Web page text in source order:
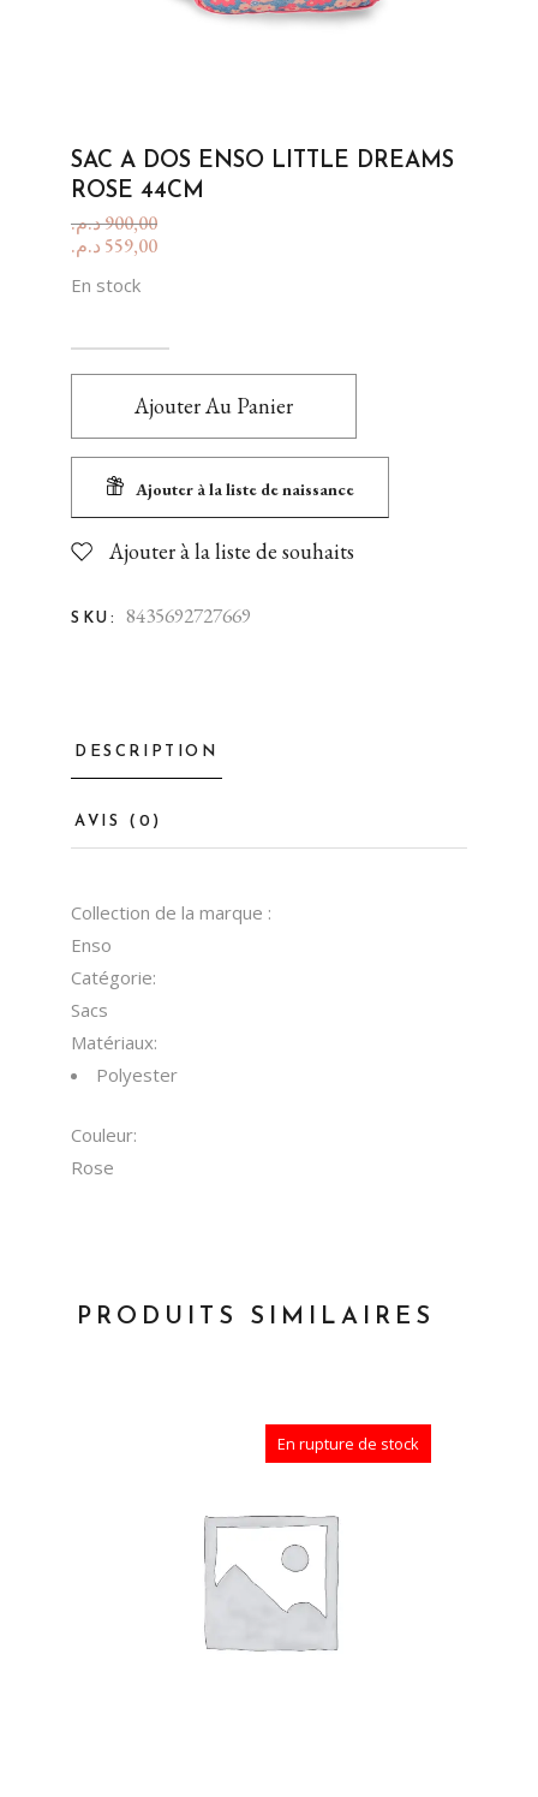
SAC A DOS ENSO LITTLE DREAMS
ROSE 44CM
900,00د.م.
559,00 د.م.
En stock
Ajouter Au Panier
Ajouter à la liste de naissance
Ajouter à la liste de souhaits
SKU: 8435692727669
DESCRIPTION
AVIS (0)
Collection de la marque :
Enso
Catégorie:
Sacs
Matériaux:
Polyester
Couleur:
Rose
PRODUITS SIMILAIRES
En rupture de stock